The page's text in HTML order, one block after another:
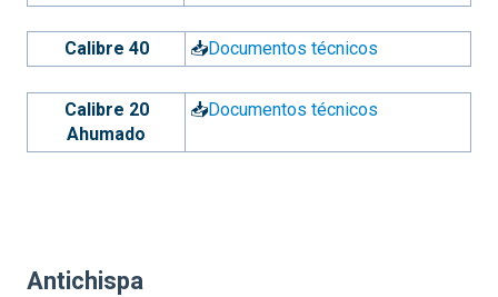
Calibre 40 📥Documentos técnicos
Calibre 20
Ahumado
📥Documentos técnicos
Antichispa